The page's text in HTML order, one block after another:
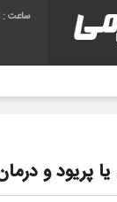
پریود و